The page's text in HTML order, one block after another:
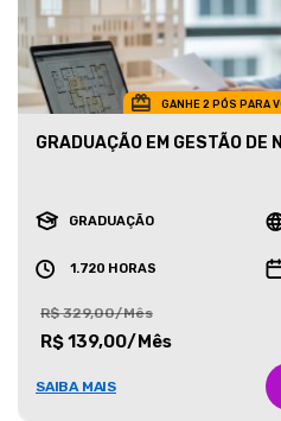
GANHE 2 PÓS PARA
GRADUAÇÃO EM GESTÃO DE
GRADUAÇÃO
1.720 HORAS
R$ 329,00/Mês
R$ 139,00/Mês
SAIBA MAIS